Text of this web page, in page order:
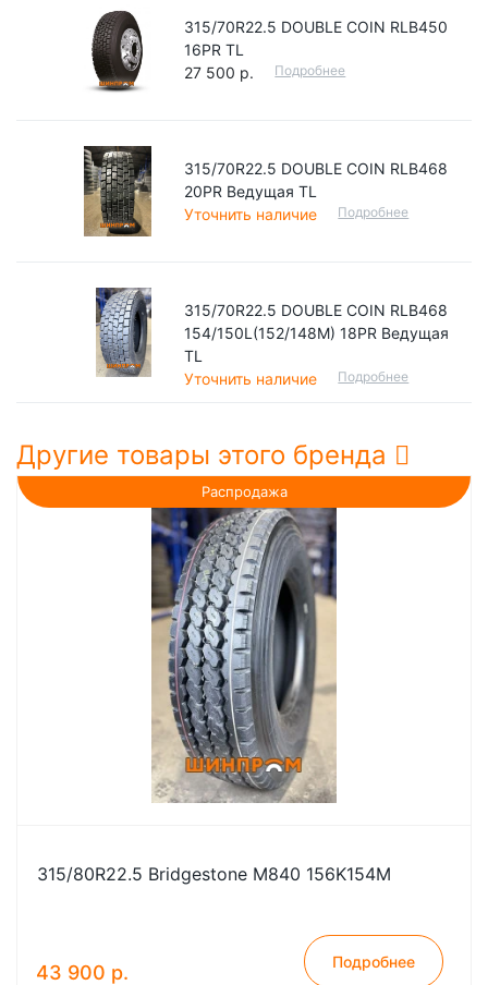
315/70R22.5 DOUBLE COIN RLB450
16PR TL
27 500 р.
Подробнее
315/70R22.5 DOUBLE COIN RLB468
20PR Ведущая TL
Уточнить наличие
Подробнее
315/70R22.5 DOUBLE COIN RLB468
154/150L(152/148М) 18PR Ведущая
TL
Уточнить наличие
Подробнее
Другие товары этого бренда
Распродажа
315/80R22.5 Bridgestone M840 156K154M
43 900 р. Подробнее